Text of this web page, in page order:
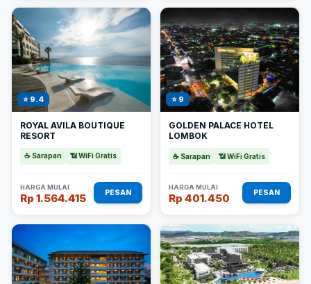
⭐ 9.4
ROYAL AVILA BOUTIQUE
RESORT
☕ Sarapan 📶 WiFi Gratis
HARGA MULAI
Rp 1.564.415 PESAN
⭐ 9
GOLDEN PALACE HOTEL
LOMBOK
☕ Sarapan 📶 WiFi Gratis
HARGA MULAI
Rp 401.450 PESAN